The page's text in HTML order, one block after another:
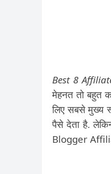
Best 8
मेहनत तो बहुत
लिए सबसे मुख्य
पैसे देता है.
Blogger